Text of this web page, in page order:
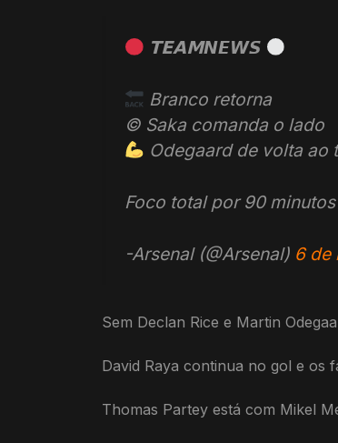
𝗧𝗘𝗔𝗠𝙉𝙀𝙒𝙎
Branco retorna
© Saka comanda o lado
Odegaard de volta ao
Foco total por 90 minutos
-Arsenal (@Arsenal) 6 de
Sem Declan Rice e Martin
David Raya continua no gol e os
Thomas Partey está com Mikel